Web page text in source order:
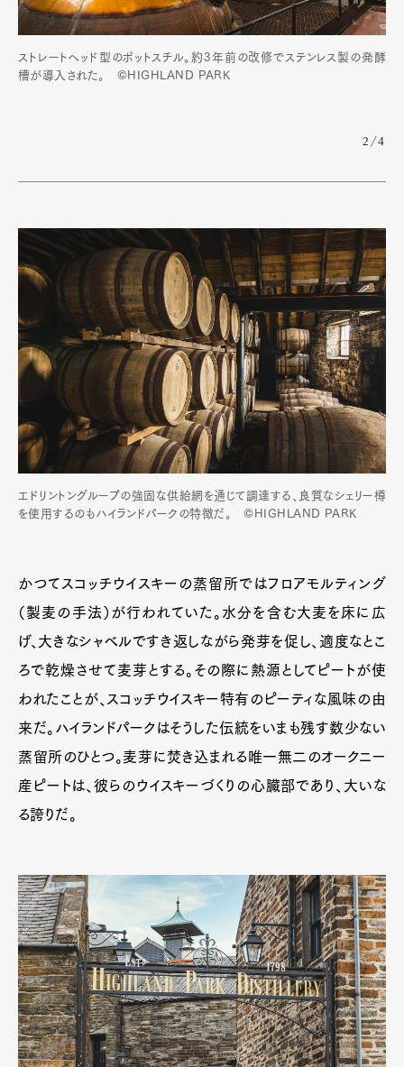
ストレートヘッド型のポットスチル。約3年前の改修でステンレス製の発酵
槽が導入された。 ©HIGHLAND PARK
2/4
エドリントングループの強固な供給網を通じて調達する、良質なシェリー樽
を使用するのもハイランドパークの特徴だ。 ©HIGHLAND PARK
かつてスコッチウイスキーの蒸留所ではフロアモルティング
（製麦の手法）が行われていた。水分を含む大麦を床に広
げ、大きなシャベルですき返しながら発芽を促し、適度なとこ
ろで乾燥させて麦芽とする。その際に熱源としてピートが使
われたことが、スコッチウイスキー特有のピーティな風味の由
来だ。ハイランドパークはそうした伝統をいまも残す数少ない
蒸留所のひとつ。麦芽に焚き込まれる唯一無二のオークニー
産ピートは、彼らのウイスキーづくりの心臓部であり、大いな
る誇りだ。